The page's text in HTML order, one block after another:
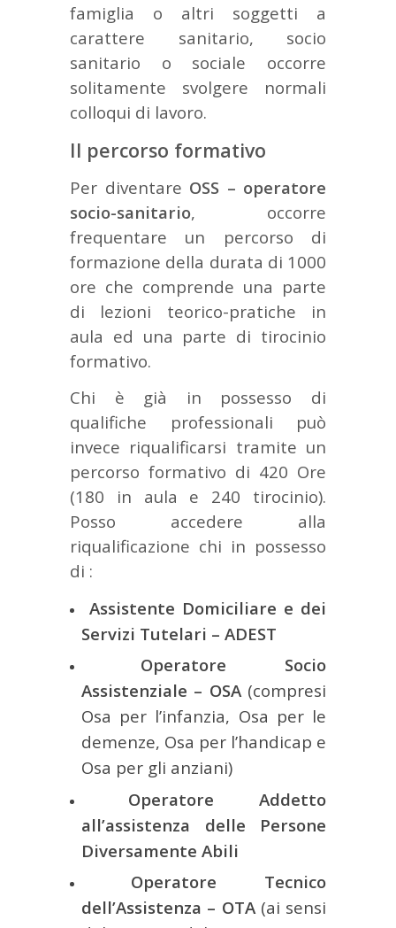
famiglia o altri soggetti a
carattere sanitario, socio
sanitario o sociale occorre
solitamente svolgere normali
colloqui di lavoro.
Il percorso formativo
Per diventare OSS – operatore
socio-sanitario, occorre
frequentare un percorso di
formazione della durata di 1000
ore che comprende una parte
di lezioni teorico-pratiche in
aula ed una parte di tirocinio
formativo.
Chi è già in possesso di
qualifiche professionali può
invece riqualificarsi tramite un
percorso formativo di 420 Ore
(180 in aula e 240 tirocinio).
Posso accedere alla
riqualificazione chi in possesso
di :
Assistente Domiciliare e dei
Servizi Tutelari – ADEST
Operatore Socio
Assistenziale – OSA (compresi
Osa per l’infanzia, Osa per le
demenze, Osa per l’handicap e
Osa per gli anziani)
Operatore Addetto
all’assistenza delle Persone
Diversamente Abili
Operatore Tecnico
dell’Assistenza – OTA(ai sensi